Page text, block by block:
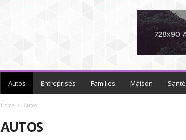
Autos Entreprises Familles Maison Santé
Home Autos
AUTOS